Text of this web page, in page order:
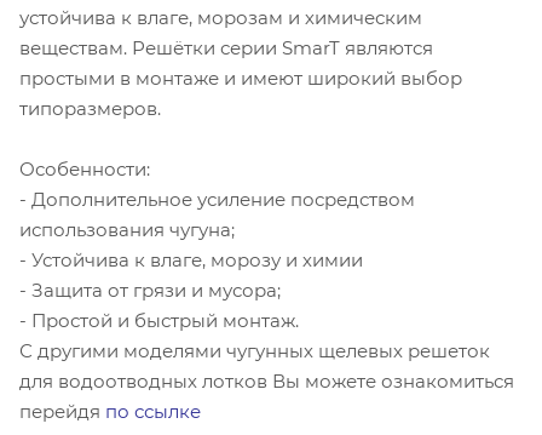
устойчива к влаге, морозам и химическим
веществам. Решётки серии SmarT являются
простыми в монтаже и имеют широкий выбор
типоразмеров.
Особенности:
- Дополнительное усиление посредством
использования чугуна;
- Устойчива к влаге, морозу и химии
- Защита от грязи и мусора;
- Простой и быстрый монтаж.
С другими моделями чугунных щелевых решеток
для водоотводных лотков Вы можете ознакомиться
перейдя по ссылке